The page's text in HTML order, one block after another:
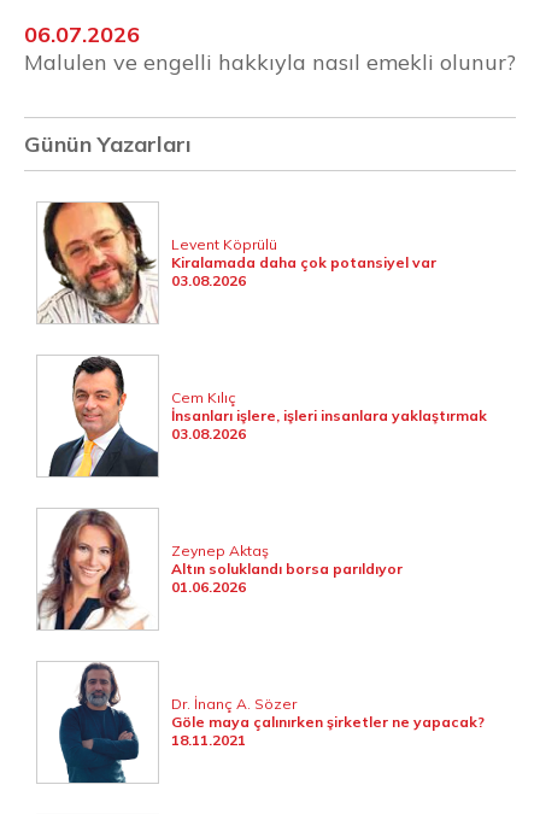
06.07.2026
Malulen ve engelli hakkıyla nasıl emekli olunur?
Günün Yazarları
Levent Köprülü
Kiralamada daha çok potansiyel var
03.08.2026
Cem Kılıç
İnsanları işlere, işleri insanlara yaklaştırmak
03.08.2026
Zeynep Aktaş
Altın soluklandı borsa parıldıyor
01.06.2026
Dr. İnanç A. Sözer
Göle maya çalınırken şirketler ne yapacak?
18.11.2021